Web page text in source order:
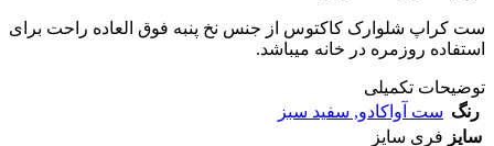
ست کراپ شلوارک کاکتوس از جنس نخ پنبه فوق العاده راحت برای
استفاده روزمره در خانه میباشد.
توضیحات تکمیلی
رنگ ست آواکادو, سفید سبز
سایز فری سایز